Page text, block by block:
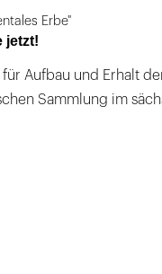
Erbe"
jetzt!
Aufbau und Erhalt
Sammlung im